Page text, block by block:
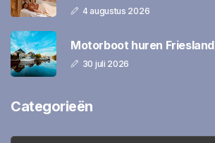
4 augustus 2026
Motorboot huren Friesland
30 juli 2026
Categorieën